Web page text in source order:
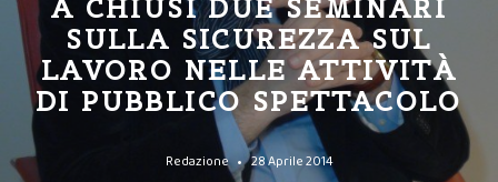
A CHIUSI DUE SEMINARI
SULLA SICUREZZA SUL
LAVORO NELLE ATTIVITÀ
DI PUBBLICO SPETTACOLO
Redazione 28 Aprile 2014